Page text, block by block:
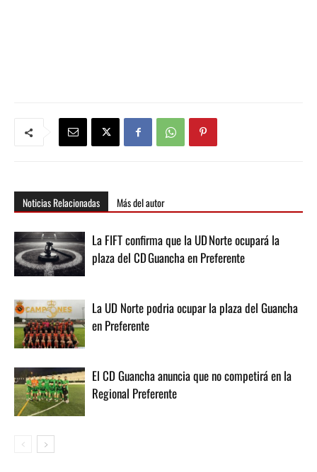
Noticias Relacionadas Más del autor
La FIFT confirma que la UD Norte ocupará la
plaza del CD Guancha en Preferente
La UD Norte podria ocupar la plaza del Guancha
en Preferente
El CD Guancha anuncia que no competirá en la
Regional Preferente